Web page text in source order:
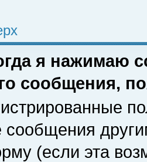
я нажимаю
сообщения,
сообщения
(если эта